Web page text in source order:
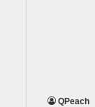
QPeach